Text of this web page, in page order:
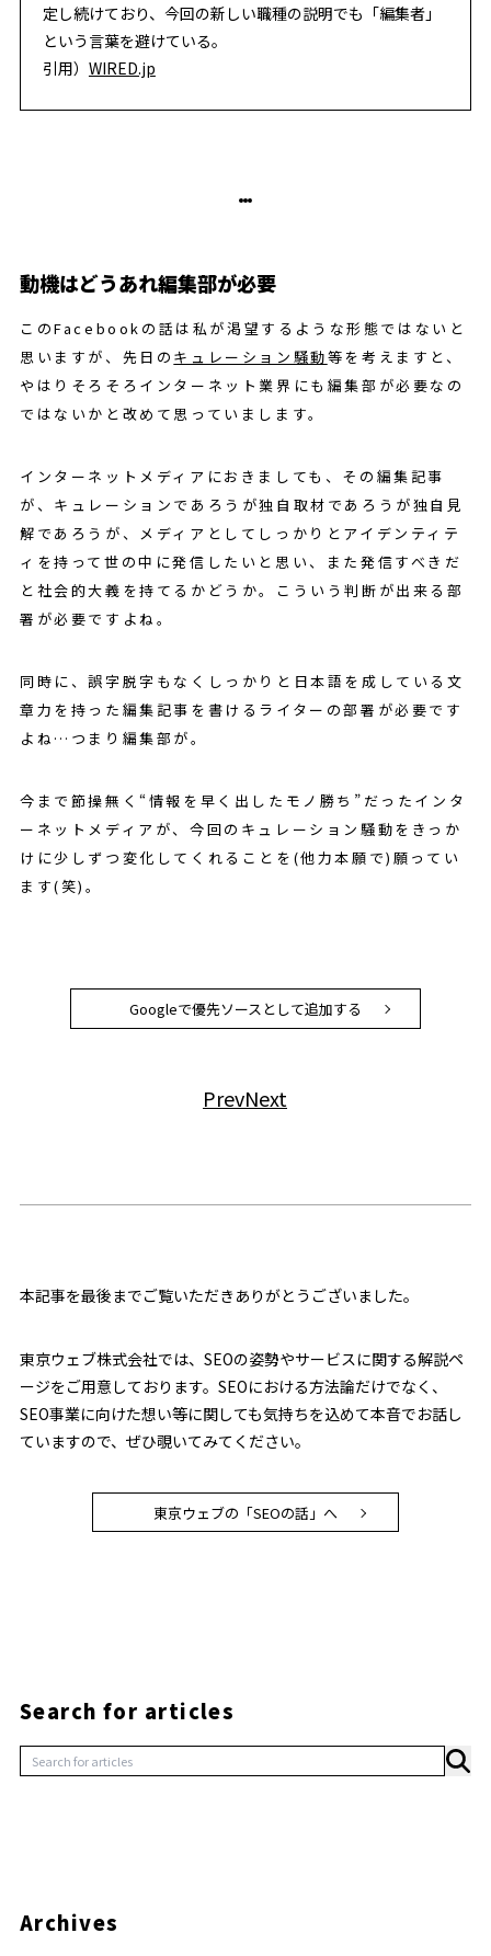
定し続けており、今回の新しい職種の説明でも「編集者」
という言葉を避けている。
引用） WIRED.jp
動機はどうあれ編集部が必要
このFacebookの話は私が渇望するような形態ではないと
思いますが、先日の キュレーション騒動等を考えますと、
やはりそろそろインターネット業界にも編集部が必要なの
ではないかと改めて思っていまします。
インターネットメディアにおきましても、その編集記事
が、キュレーションであろうが独自取材であろうが独自見
解であろうが、メディアとしてしっかりとアイデンティテ
ィを持って世の中に発信したいと思い、また発信すべきだ
と社会的大義を持てるかどうか。こういう判断が出来る部
署が必要ですよね。
同時に、誤字脱字もなくしっかりと日本語を成している文
章力を持った編集記事を書けるライターの部署が必要です
よね…つまり編集部が。
今まで節操無く“情報を早く出したモノ勝ち”だったインタ
ーネットメディアが、今回のキュレーション騒動をきっか
けに少しずつ変化してくれることを(他力本願で)願ってい
ます(笑)。
Googleで優先ソースとして追加する
PrevNext
本記事を最後までご覧いただきありがとうございました。
東京ウェブ株式会社では、SEOの姿勢やサービスに関する解説ペ
ージをご用意しております。SEOにおける方法論だけでなく、
SEO事業に向けた想い等に関しても気持ちを込めて本音でお話し
ていますので、ぜひ覗いてみてください。
東京ウェブの「SEOの話」へ
Search for articles
Archives